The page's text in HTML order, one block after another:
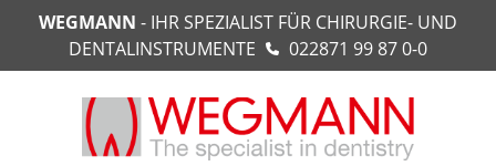
springen
WEGMANN - IHR SPEZIALIST FÜR CHIRURGIE- UND
DENTALINSTRUMENTE
022871 99 87 0-0